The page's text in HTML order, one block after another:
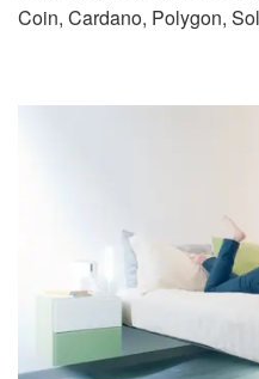
Coin, Cardano, Polygon,